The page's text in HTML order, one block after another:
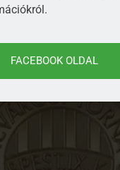
FACEBOOK OLDAL